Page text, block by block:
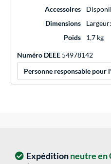
Accessoires
Dimensions
Poids
1,7 kg
Numéro DEEE 54978142
Personne responsable pour
Expéditionneutre en